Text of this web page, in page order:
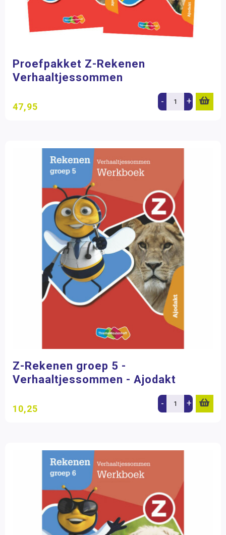
Proefpakket Z-Rekenen
Verhaaltjessommen
47,95 - +
Z-Rekenen groep 5 -
Verhaaltjessommen - Ajodakt
10,25 - +